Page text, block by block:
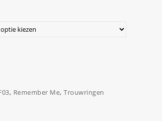
, Remember Me, Trouwringen